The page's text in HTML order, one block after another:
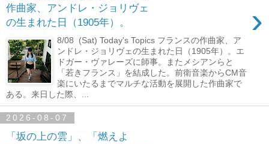
作曲家、アンドレ・ジョリヴェ
の生まれた日（1905年）。
›
8/08 (Sat) Today's Topics フランスの作曲家、ア
ンドレ・ジョリヴェの生まれた日（1905年）。エ
ドガー・ヴァレーズに師事。またメシアンらと
「若きフランス」を結成した。前衛音楽からCM音
楽にいたるまでマルチな活動を展開した作曲家で
ある。来日した際、...
2026-08-07
「坂の上の雲」、「燃えよ